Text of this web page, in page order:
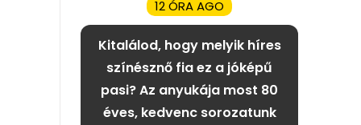
12 ÓRA AGO
Kitalálod, hogy melyik híres
színésznő fia ez a jóképű
pasi? Az anyukája most 80
éves, kedvenc sorozatunk